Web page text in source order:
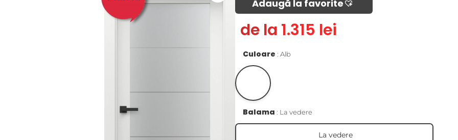
Adaugă la favorite​
de la 1.315 lei
Culoare Alb
Balama La vedere
La vedere